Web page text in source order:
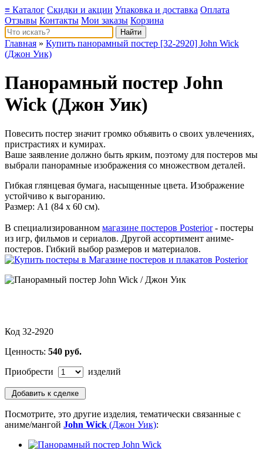
≡ Каталог Скидки и акции Упаковка и доставка Оплата
Отзывы Контакты Мои заказы Корзина
Главная » Купить панорамный постер [32-2920] John Wick
(Джон Уик)
Панорамный постер John
Wick (Джон Уик)
Повесить постер значит громко объявить о своих увлечениях,
пристрастиях и кумирах.
Ваше заявление должно быть ярким, поэтому для постеров мы
выбрали панорамные изображения со множеством деталей.
Гибкая глянцевая бумага, насыщенные цвета. Изображение
устойчиво к выгоранию.
Размер: А1 (84 х 60 см).
В специализированном магазине постеров Posterior- постеры
из игр, фильмов и сериалов. Другой ассортимент аниме-
постеров. Гибкий выбор размеров и материалов.
Код 32-2920
Ценность: 540 руб.
Приобрести
изделий
Посмотрите, это другие изделия, тематически связанные с
аниме/мангой John Wick (Джон Уик):